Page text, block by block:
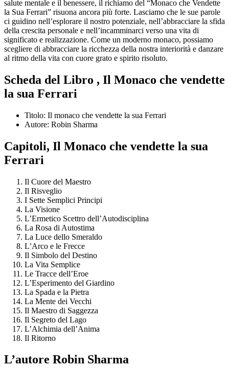
salute mentale e il benessere, il richiamo del “Monaco che Vendette
la Sua Ferrari” risuona ancora più forte. Lasciamo che le sue parole
ci guidino nell’esplorare il nostro potenziale, nell’abbracciare la sfida
della crescita personale e nell’incamminarci verso una vita di
significato e realizzazione. Come un moderno monaco, possiamo
scegliere di abbracciare la ricchezza della nostra interiorità e danzare
al ritmo della vita con cuore grato e spirito risoluto.
Scheda del Libro , Il Monaco che vendette
la sua Ferrari
Titolo: Il monaco che vendette la sua Ferrari
Autore: Robin Sharma
Capitoli, Il Monaco che vendette la sua
Ferrari
Il Cuore del Maestro
Il Risveglio
I Sette Semplici Principi
La Visione
L’Ermetico Scettro dell’Autodisciplina
La Rosa di Autostima
La Luce dello Smeraldo
L’Arco e le Frecce
Il Simbolo del Destino
La Vita Semplice
Le Tracce dell’Eroe
L’Esperimento del Giardino
La Spada e la Pietra
La Mente dei Vecchi
Il Maestro di Saggezza
Il Segreto del Lago
L’Alchimia dell’Anima
Il Ritorno
L’autore Robin Sharma